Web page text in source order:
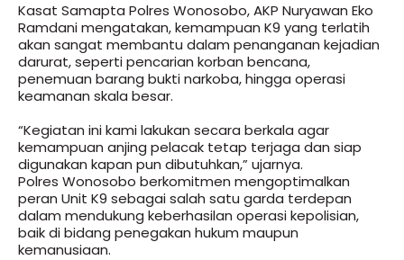
Kasat Samapta Polres Wonosobo, AKP Nuryawan Eko
Ramdani mengatakan, kemampuan K9 yang terlatih
akan sangat membantu dalam penanganan kejadian
darurat, seperti pencarian korban bencana,
penemuan barang bukti narkoba, hingga operasi
keamanan skala besar.
“Kegiatan ini kami lakukan secara berkala agar
kemampuan anjing pelacak tetap terjaga dan siap
digunakan kapan pun dibutuhkan,” ujarnya.
Polres Wonosobo berkomitmen mengoptimalkan
peran Unit K9 sebagai salah satu garda terdepan
dalam mendukung keberhasilan operasi kepolisian,
baik di bidang penegakan hukum maupun
kemanusiaan.